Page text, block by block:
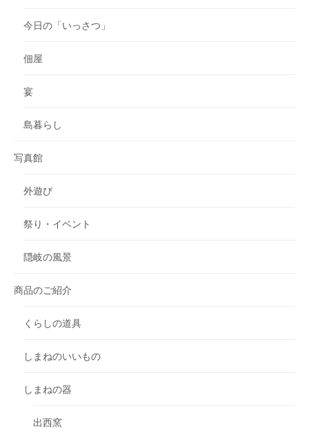
今日の「いっさつ」
佃屋
宴
島暮らし
写真館
外遊び
祭り・イベント
隠岐の風景
商品のご紹介
くらしの道具
しまねのいいもの
しまねの器
出西窯